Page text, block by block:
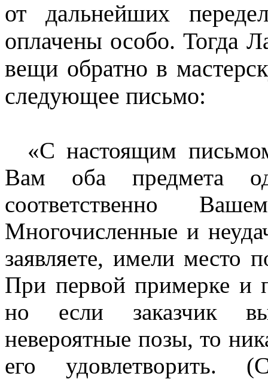
от дальнейших
оплачены особо. Тогда
вещи обратно в
следующее письмо:
«С настоящим
Вам оба предмета
соответственно
Многочисленные и
заявляете, имели место
При первой примерке и
но если заказчик
невероятные позы, то
его